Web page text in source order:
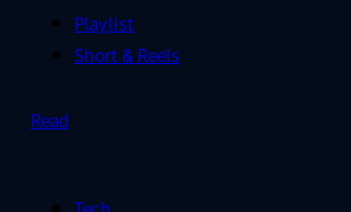
Playlist
Short & Reels
Read